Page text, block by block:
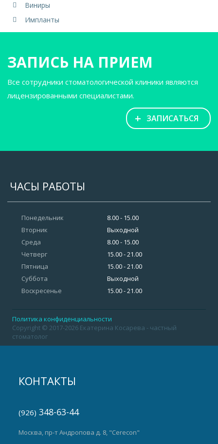
Виниры
Импланты
ЗАПИСЬ НА ПРИЕМ
Все сотрудники стоматологической клиники являются
лицензированными специалистами.
+ ЗАПИСАТЬСЯ
ЧАСЫ РАБОТЫ
Понедельник
Вторник
Среда
Четверг
Пятница
Суббота
Воскресенье
8.00 - 15.00
Выходной
8.00 - 15.00
15.00 - 21.00
15.00 - 21.00
Выходной
15.00 - 21.00
Политика конфиденциальности
Copyright © 2017-2026 Екатерина Косарева - частный
стоматолог
КОНТАКТЫ
(926) 348-63-44
Москва, пр-т Андропова д. 8, "Cerecon"